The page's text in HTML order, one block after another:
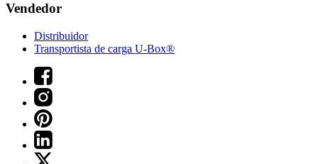
Vendedor
Distribuidor
Transportista de carga U-Box®